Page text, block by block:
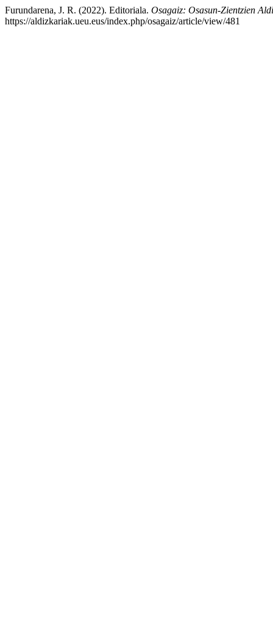
Furundarena, J. R. (2022). Editoriala. Osagaiz: Osasun-Zientzien
https://aldizkariak.ueu.eus/index.php/osagaiz/article/view/481